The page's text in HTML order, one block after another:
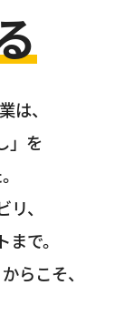
は、
」を
、
で。
らこそ、